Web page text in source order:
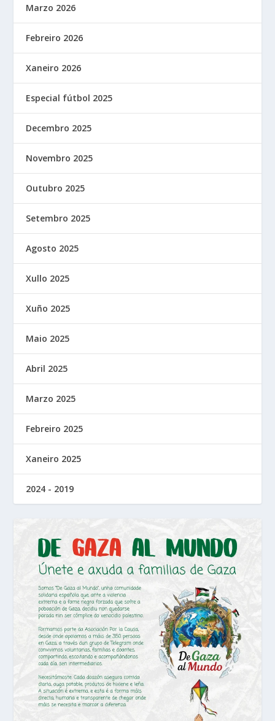
Marzo 2026
Febreiro 2026
Xaneiro 2026
Especial fútbol 2025
Decembro 2025
Novembro 2025
Outubro 2025
Setembro 2025
Agosto 2025
Xullo 2025
Xuño 2025
Maio 2025
Abril 2025
Marzo 2025
Febreiro 2025
Xaneiro 2025
2024 - 2019